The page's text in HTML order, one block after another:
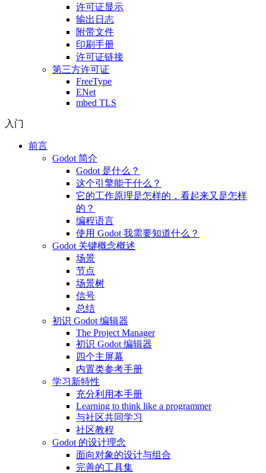
许可证显示
输出日志
附带文件
印刷手册
许可证链接
第三方许可证
FreeType
ENet
mbed TLS
入门
前言
Godot 简介
Godot 是什么？
这个引擎能干什么？
它的工作原理是怎样的，看起来又是怎样
的？
编程语言
使用 Godot 我需要知道什么？
Godot 关键概念概述
场景
节点
场景树
信号
总结
初识 Godot 编辑器
The Project Manager
初识 Godot 编辑器
四个主屏幕
内置类参考手册
学习新特性
充分利用本手册
Learning to think like a programmer
与社区共同学习
社区教程
Godot 的设计理念
面向对象的设计与组合
完善的工具集